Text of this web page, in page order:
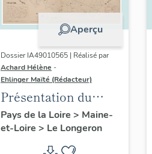
Aperçu
Dossier IA49010565 | Réalisé par
Achard Hélène -
Ehlinger Maïté (Rédacteur)
Présentation du
patrimoine
industriel de la
commune du
Pays de la Loire > Maine-
et-Loire > Le Longeron